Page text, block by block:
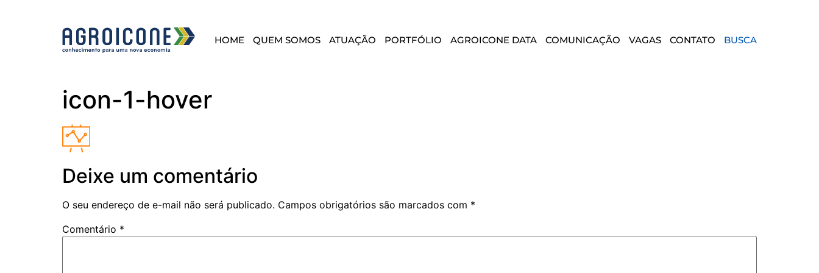
HOME QUEM SOMOS ATUAÇÃO PORTFÓLIO AGROICONE DATA COMUNICAÇÃO VAGAS CONTATO BUSCA
icon-1-hover
Deixe um comentário
O seu endereço de e-mail não será publicado. Campos obrigatórios são marcados com *
Comentário *